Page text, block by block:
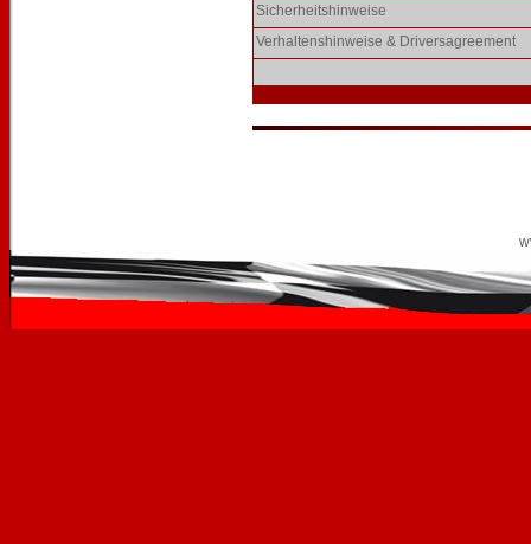
Sicherheitshinweise
Verhaltenshinweise & Driversagreement